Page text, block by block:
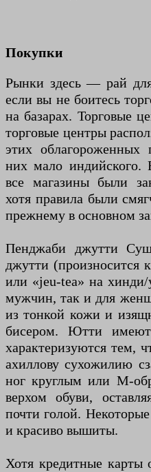
Покупки
Рынки здесь — рай
если вы не боитесь
на базарах. Торговые
торговые центры
этих облагороженных
них мало индийского.
все магазины были
хотя правила были
прежнему в основном
Пенджаби джутти
джутти (произносится
или «jeu-tea» на
мужчин, так и для
из тонкой кожи и
бисером. Ютти
характеризуются тем,
ахиллову сухожилию
ног круглым или М-
верхом обуви,
почти голой.
и красиво вышиты.
Хотя кредитные